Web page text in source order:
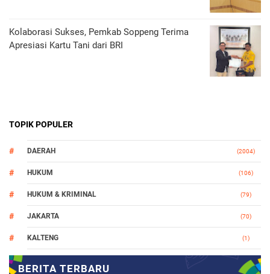
Kolaborasi Sukses, Pemkab Soppeng Terima
Apresiasi Kartu Tani dari BRI
TOPIK POPULER
DAERAH (2004)
HUKUM (106)
HUKUM & KRIMINAL (79)
JAKARTA (70)
KALTENG (1)
(78)